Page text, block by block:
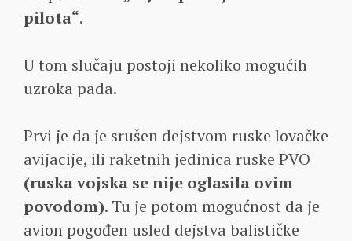
pilota“.
U tom slučaju postoji nekoliko mogućih
uzroka pada.
Prvi je da je srušen dejstvom ruske lovačke
avijacije, ili raketnih jedinica ruske PVO
(ruska vojska se nije oglasila ovim
povodom). Tu je potom mogućnost da je
avion pogođen usled dejstva balističke